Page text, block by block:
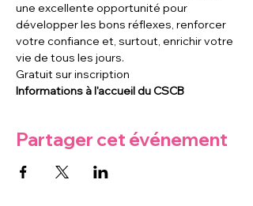
une excellente opportunité pour
développer les bons réflexes, renforcer
votre confiance et, surtout, enrichir votre
vie de tous les jours.
Gratuit sur inscription
Informations à l'accueil du CSCB
Partager cet événement